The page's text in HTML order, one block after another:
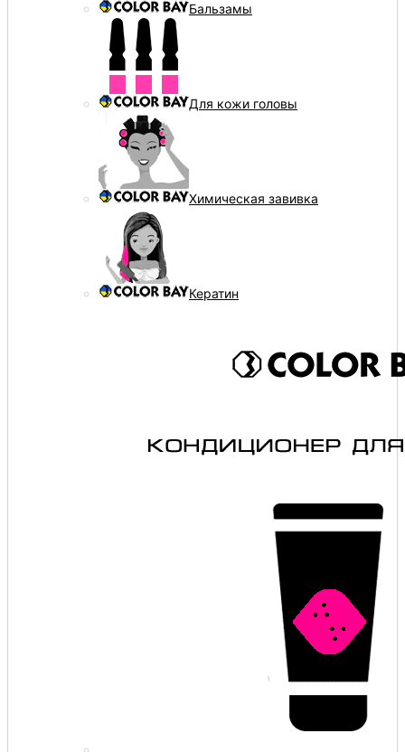
Бальзамы
Для кожи головы
Химическая завивка
Кератин